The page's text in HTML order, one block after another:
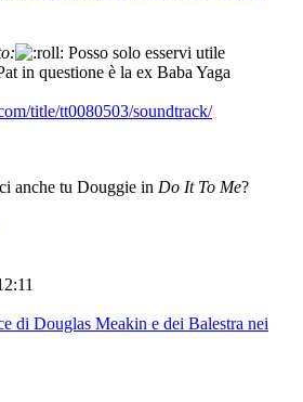
Posso solo esservi utile
in questione è la ex Baba Yaga
title/tt0080503/soundtrack/
anche tu Douggie in Do It To Me?
di Douglas Meakin e dei Balestra nei